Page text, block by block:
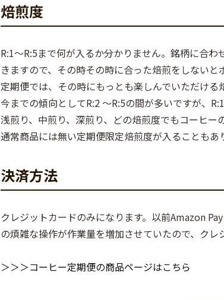
焙煎度
R:1～R:5まで何が入るか分かりません。銘柄に合
きますので、その時その時に合った焙煎をしないと
定期便では、その時にもっとも楽しんでいただける
今までの傾向としてR:2 ～R:5の間が多いですが、
浅煎り、中煎り、深煎り、どの焙煎度でもコーヒー
通常商品には無い定期便限定焙煎度が入ることもあ
決済方法
クレジットカードのみになります。以前Amazon
の煩雑な操作が作業量を増加させていたので、クレ
＞＞＞コーヒー定期便の商品ページはこちら